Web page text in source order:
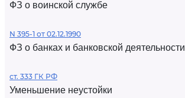
ФЗ о воинской службе
N 395-1 от 02.12.1990
ФЗ о банках и банковской деятельности
ст. 333 ГК РФ
Уменьшение неустойки